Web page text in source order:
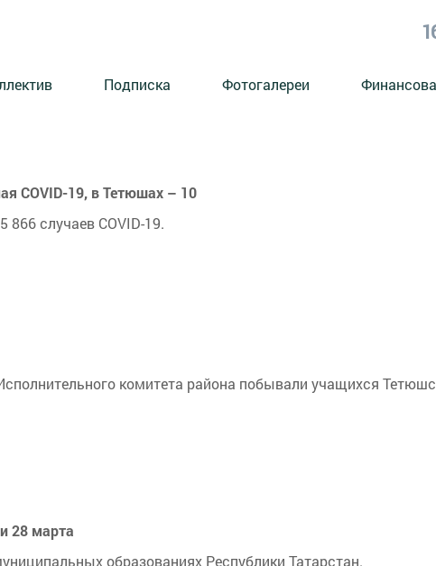
Подписка Фотогалереи
COVID-19, в Тетюшах – 10
866 случаев COVID-19.
комитета района побывали учащихся
28 марта
образованиях Республики Татарстан.